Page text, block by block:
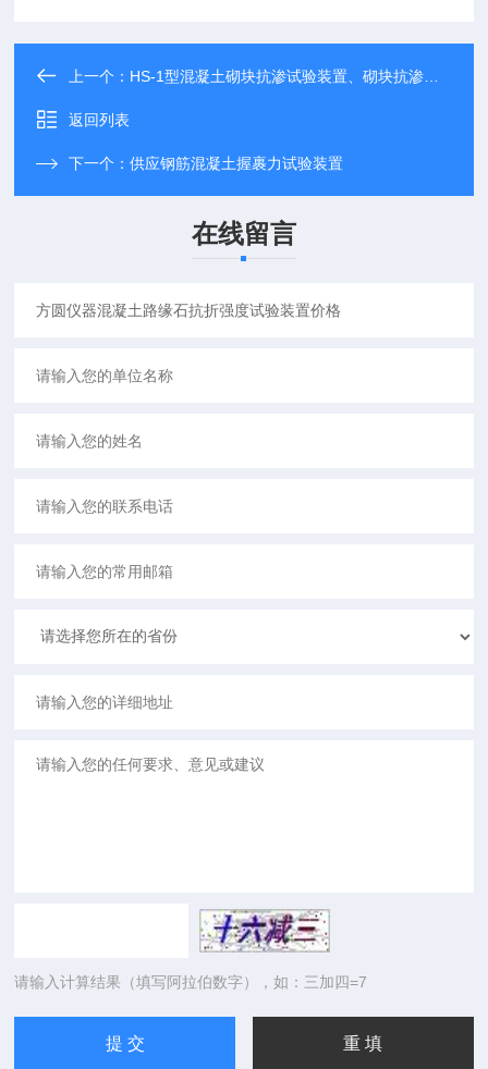
上一个： HS-1型混凝土砌块抗渗试验装置、砌块抗渗仪价格
返回列表
下一个：供应钢筋混凝土握裹力试验装置
在线留言
请输入计算结果（填写阿拉伯数字），如：三加四=7